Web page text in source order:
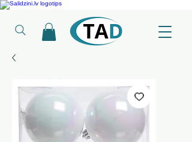
Ledusskapji, Sadzīves tehnika, Smaržas,